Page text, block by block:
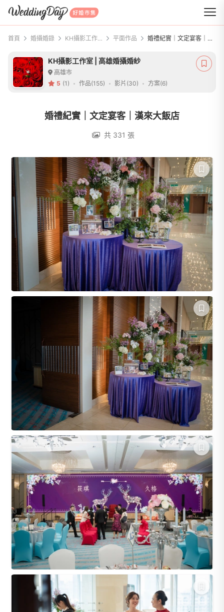
WeddingDay 好婚市集
首頁 婚攝婚錄 KH攝影工作室 | 高雄婚攝婚紗 平面作品 婚禮紀實｜文定宴客｜漢來大飯店
KH攝影工作室 | 高雄婚攝婚紗
高雄市
5 (1) 作品(155) 影片(30) 方案(6)
婚禮紀實｜文定宴客｜漢來大飯店
共 331 張